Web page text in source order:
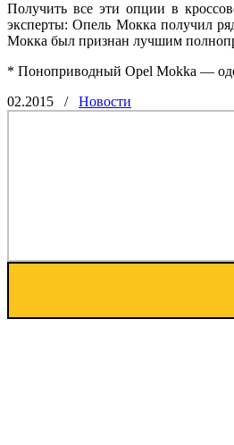
Получить все эти опции в
эксперты: Опель Мокка получил
Мокка был признан лучшим
* Поноприводный Opel Mokka —
02.2015
/ Новости